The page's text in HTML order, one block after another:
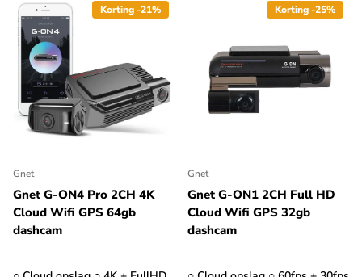
Korting -21%
Gnet
Gnet G-ON4 Pro 2CH 4K
Cloud Wifi GPS 64gb
dashcam
Korting -25%
Gnet
Gnet G-ON1 2CH Full HD
Cloud Wifi GPS 32gb
dashcam